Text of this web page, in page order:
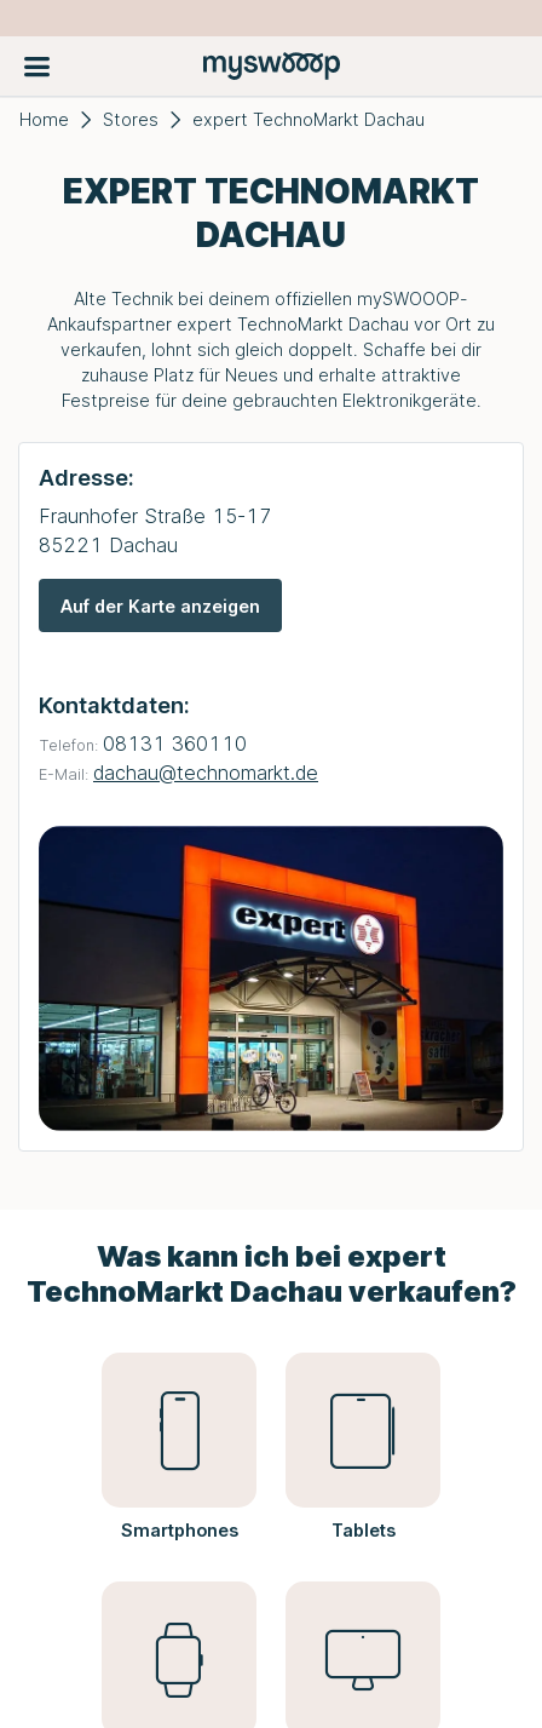
Home Stores expert TechnoMarkt Dachau
EXPERT TECHNOMARKT
DACHAU
Alte Technik bei deinem offiziellen mySWOOOP-
Ankaufspartner expert TechnoMarkt Dachau vor Ort zu
verkaufen, lohnt sich gleich doppelt. Schaffe bei dir
zuhause Platz für Neues und erhalte attraktive
Festpreise für deine gebrauchten Elektronikgeräte.
Adresse:
Fraunhofer Straße 15-17
85221 Dachau
Auf der Karte anzeigen
Kontaktdaten:
Telefon: 08131 360110
E-Mail: dachau@technomarkt.de
Was kann ich bei expert
TechnoMarkt Dachau verkaufen?
Smartphones Tablets